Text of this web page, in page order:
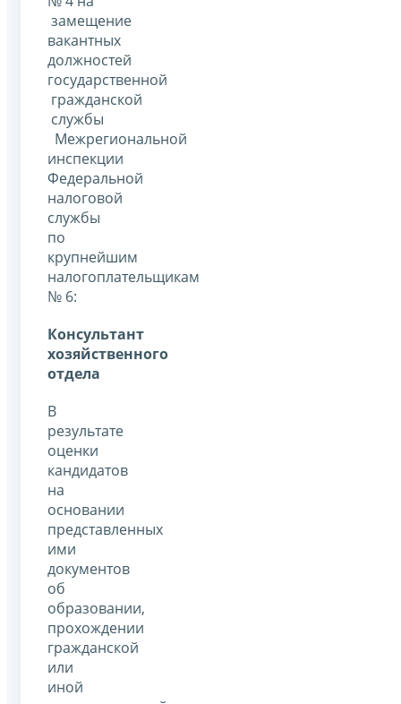
замещение
вакантных
должностей
государственной
гражданской
службы
Межрегиональной
инспекции
Федеральной
налоговой
службы
по
крупнейшим
налогоплательщикам
№ 6:
Консультант
хозяйственного
отдела
В
результате
оценки
кандидатов
на
основании
представленных
ими
документов
об
образовании,
прохождении
гражданской
или
иной